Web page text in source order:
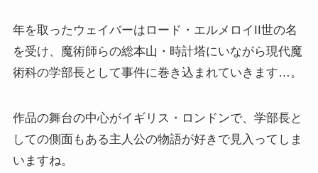
年を取ったウェイバーはロード・エルメロイII世の名
を受け、魔術師らの総本山・時計塔にいながら現代魔
術科の学部長として事件に巻き込まれていきます…。
作品の舞台の中心がイギリス・ロンドンで、学部長と
しての側面もある主人公の物語が好きで見入ってしま
いますね。